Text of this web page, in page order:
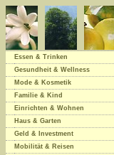
Essen & Trinken
Gesundheit & Wellness
Mode & Kosmetik
Familie & Kind
Einrichten & Wohnen
Haus & Garten
Geld & Investment
Mobilität & Reisen